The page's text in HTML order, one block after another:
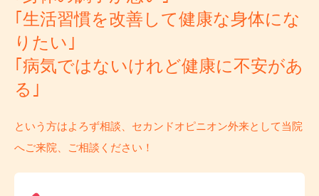
｢生活習慣を改善して健康な身体にな
りたい｣
｢病気ではないけれど健康に不安があ
る｣
という方はよろず相談、セカンドオピニオン外来として当院
へご来院、ご相談ください！